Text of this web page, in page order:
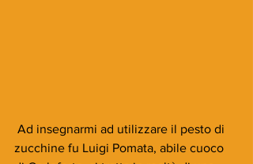
zucchine fu Luigi Pomata, abile cuoco